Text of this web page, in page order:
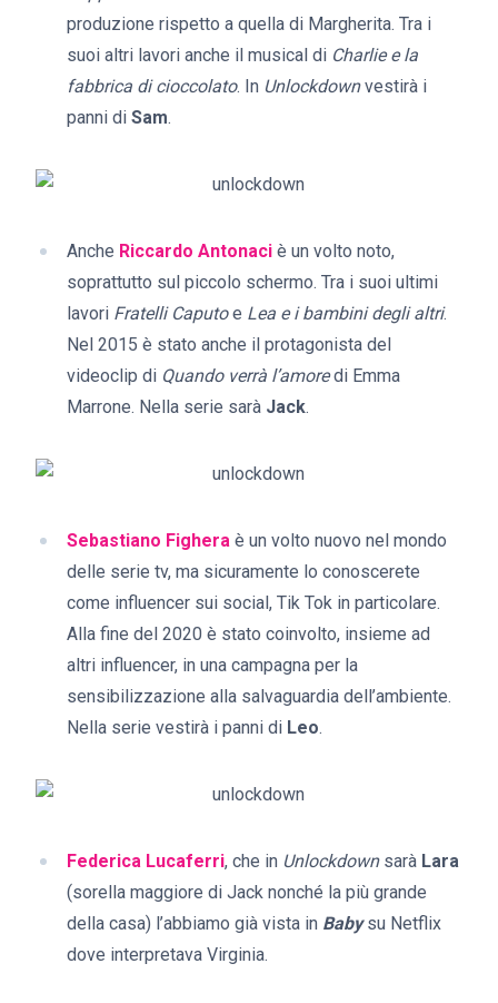
produzione rispetto a quella di Margherita. Tra i
suoi altri lavori anche il musical di Charlie e la
fabbrica di cioccolato. In Unlockdownvestirà i
panni di Sam.
Anche Riccardo Antonaci è un volto noto,
soprattutto sul piccolo schermo. Tra i suoi ultimi
lavori Fratelli Caputoe Lea e i bambini degli altri.
Nel 2015 è stato anche il protagonista del
videoclip di Quando verrà l’amoredi Emma
Marrone. Nella serie sarà Jack.
Sebastiano Fighera è un volto nuovo nel mondo
delle serie tv, ma sicuramente lo conoscerete
come influencer sui social, Tik Tok in particolare.
Alla fine del 2020 è stato coinvolto, insieme ad
altri influencer, in una campagna per la
sensibilizzazione alla salvaguardia dell’ambiente.
Nella serie vestirà i panni di Leo.
Federica Lucaferri, che in Unlockdownsarà Lara
(sorella maggiore di Jack nonché la più grande
della casa) l’abbiamo già vista in Babysu Netflix
dove interpretava Virginia.